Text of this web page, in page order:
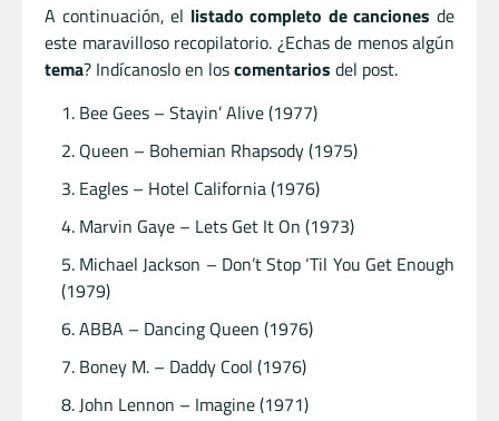
A continuación, el listado completo de canciones de
este maravilloso recopilatorio. ¿Echas de menos algún
tema? Indícanoslo en loscomentarios del post.
Bee Gees – Stayin’ Alive (1977)
Queen – Bohemian Rhapsody (1975)
Eagles – Hotel California (1976)
Marvin Gaye – Lets Get It On (1973)
Michael Jackson – Don’t Stop ‘Til You Get Enough
(1979)
ABBA – Dancing Queen (1976)
Boney M. – Daddy Cool (1976)
John Lennon – Imagine (1971)